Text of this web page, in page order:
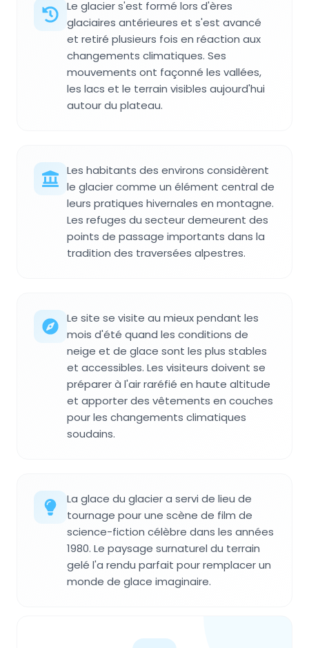
Le glacier s'est formé lors d'ères
glaciaires antérieures et s'est avancé
et retiré plusieurs fois en réaction aux
changements climatiques. Ses
mouvements ont façonné les vallées,
les lacs et le terrain visibles aujourd'hui
autour du plateau.
Les habitants des environs considèrent
le glacier comme un élément central de
leurs pratiques hivernales en montagne.
Les refuges du secteur demeurent des
points de passage importants dans la
tradition des traversées alpestres.
Le site se visite au mieux pendant les
mois d'été quand les conditions de
neige et de glace sont les plus stables
et accessibles. Les visiteurs doivent se
préparer à l'air raréfié en haute altitude
et apporter des vêtements en couches
pour les changements climatiques
soudains.
La glace du glacier a servi de lieu de
tournage pour une scène de film de
science-fiction célèbre dans les années
1980. Le paysage surnaturel du terrain
gelé l'a rendu parfait pour remplacer un
monde de glace imaginaire.